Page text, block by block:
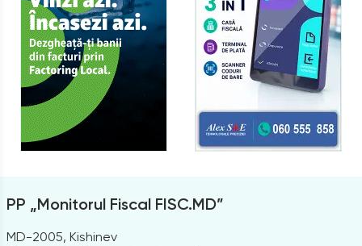
PP „Monitorul Fiscal FISC.MD”
MD-2005, Kishinev